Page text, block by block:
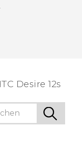
Desire 12s